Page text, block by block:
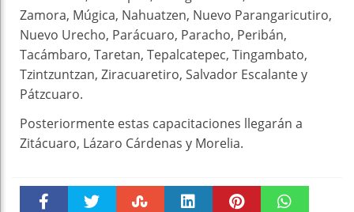
Zamora, Múgica, Nahuatzen, Nuevo Parangaricutiro,
Nuevo Urecho, Parácuaro, Paracho, Peribán,
Tacámbaro, Taretan, Tepalcatepec, Tingambato,
Tzintzuntzan, Ziracuaretiro, Salvador Escalante y
Pátzcuaro.
Posteriormente estas capacitaciones llegarán a
Zitácuaro, Lázaro Cárdenas y Morelia.